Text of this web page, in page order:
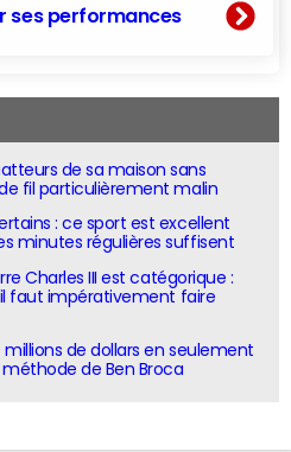
ses performances
de sa maison sans
fil particulièrement malin
: ce sport est excellent
minutes régulières suffisent
Charles III est catégorique :
faut impérativement faire
millions de dollars en seulement
méthode de Ben Broca